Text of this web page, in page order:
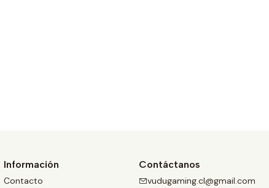
Información
Contacto
Contáctanos
vudugaming.cl@gmail.com